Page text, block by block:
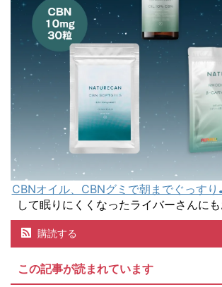
CBNオイル、CBNグミで朝までぐっすり
して眠りにくくなったライバーさんにも
購読する
この記事が読まれています